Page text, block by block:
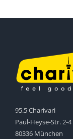
95.5 Charivari
Paul-Heyse-Str. 2-4
80336 München